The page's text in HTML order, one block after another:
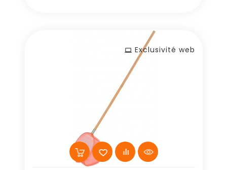
Exclusivité web